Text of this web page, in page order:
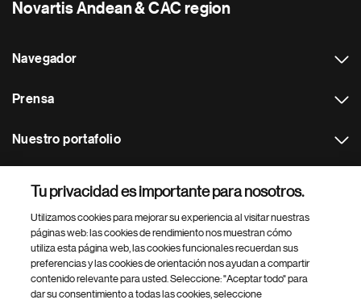
Novartis Andean & CAC region
Navegador
Prensa
Nuestro portafolio
Footer Site Search
Tu privacidad es importante para nosotros.
Utilizamos cookies para mejorar su experiencia al visitar nuestras
páginas web: las cookies de rendimiento nos muestran cómo
utiliza esta página web, las cookies funcionales recuerdan sus
preferencias y las cookies de orientación nos ayudan a compartir
contenido relevante para usted. Seleccione: "Aceptar todo" para
dar su consentimiento a todas las cookies, seleccione